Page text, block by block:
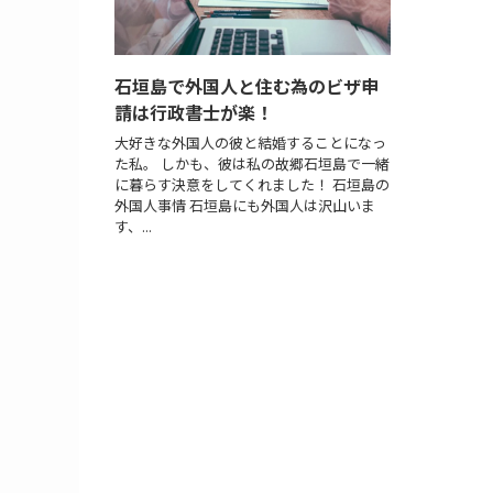
石垣島で外国人と住む為のビザ申
請は行政書士が楽！
大好きな外国人の彼と結婚することになっ
た私。 しかも、彼は私の故郷石垣島で一緒
に暮らす決意をしてくれました！ 石垣島の
外国人事情 石垣島にも外国人は沢山いま
す、...